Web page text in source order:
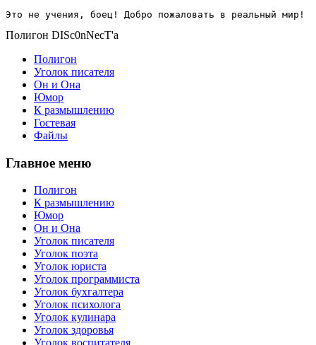
Это не учения, боец! Добро пожаловать в реальный мир!
Полигон DISc0nNecT'a
Полигон
Уголок писателя
Он и Она
Юмор
К размышлению
Гостевая
Файлы
Главное меню
Полигон
К размышлению
Юмор
Он и Она
Уголок писателя
Уголок поэта
Уголок юриста
Уголок программиста
Уголок бухгалтера
Уголок психолога
Уголок кулинара
Уголок здоровья